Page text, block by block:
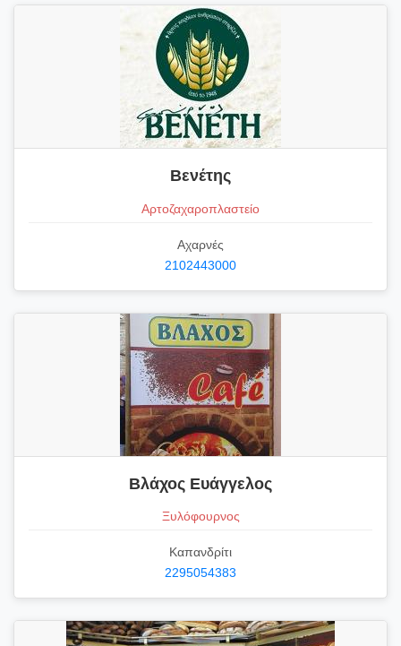
Βενέτης
Αρτοζαχαροπλαστείο
Αχαρνές
2102443000
Βλάχος Ευάγγελος
Ξυλόφουρνος
Καπανδρίτι
2295054383